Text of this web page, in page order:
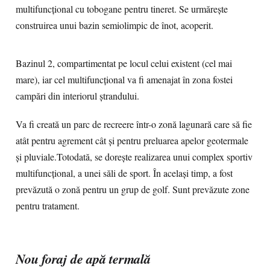
multifuncțional cu tobogane pentru tineret. Se urmărește
construirea unui bazin semiolimpic de înot, acoperit.
Bazinul 2, compartimentat pe locul celui existent (cel mai
mare), iar cel multifuncțional va fi amenajat în zona fostei
campări din interiorul ștrandului.
Va fi creată un parc de recreere într-o zonă lagunară care să fie
atât pentru agrement cât și pentru preluarea apelor geotermale
și pluviale.Totodată, se dorește realizarea unui complex sportiv
multifuncțional, a unei săli de sport. În același timp, a fost
prevăzută o zonă pentru un grup de golf. Sunt prevăzute zone
pentru tratament.
Nou foraj de apă termală